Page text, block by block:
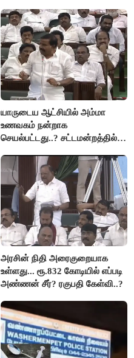
யாருடைய ஆட்சியில் அம்மா
உணவகம் நன்றாக
செயல்பட்டது..? சட்டமன்றத்தில்
அரசின் நிதி அரைகுறையாக
உள்ளது... ரூ.832 கோடியில் எப்படி
அண்ணன் சீர்? ரகுபதி கேள்வி..?